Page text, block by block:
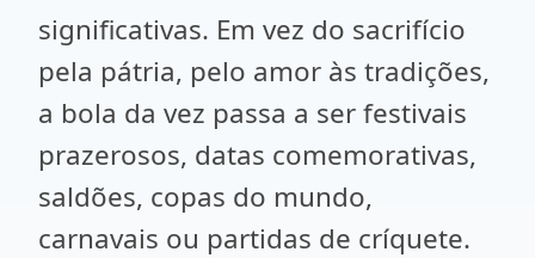
significativas. Em vez do sacrifício
pela pátria, pelo amor às tradições,
a bola da vez passa a ser festivais
prazerosos, datas comemorativas,
saldões, copas do mundo,
carnavais ou partidas de críquete.